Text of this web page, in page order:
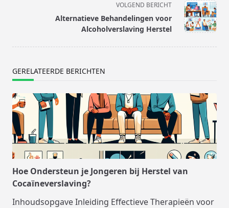
text">Pagina</span>
VOLGEND BERICHT
Alternatieve Behandelingen voor
Alcoholverslaving Herstel
GERELATEERDE BERICHTEN
Hoe Ondersteun je Jongeren bij Herstel van
Cocaïneverslaving?
Inhoudsopgave Inleiding Effectieve Therapieën voor